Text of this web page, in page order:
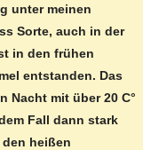
unter meinen
Sorte, auch in der
in den frühen
entstanden. Das
Nacht mit über 20 C°
Fall dann stark
heißen